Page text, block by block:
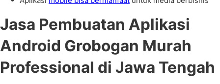
Jasa Pembuatan Aplikasi
Android Grobogan Murah
Professional di Jawa Tengah